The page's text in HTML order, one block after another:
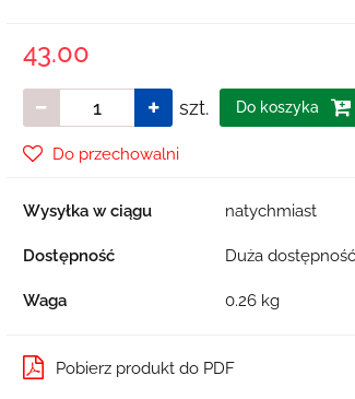
43.00
szt. Do koszyka
Do przechowalni
Wysyłka w ciągu natychmiast
Dostępność Duża dostępność
Waga 0.26 kg
Pobierz produkt do PDF